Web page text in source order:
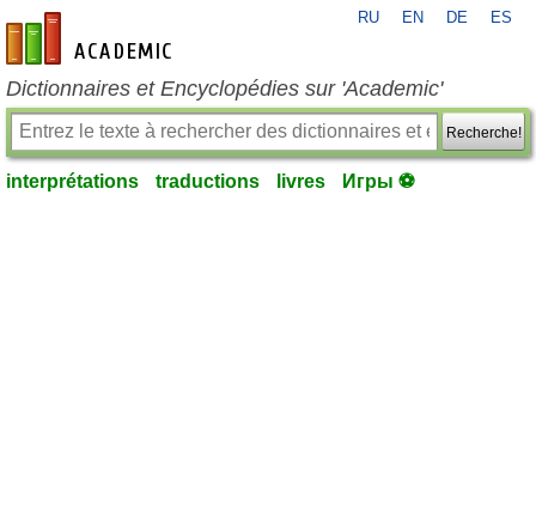
fr-academic.com
RU EN DE ES
Dictionnaires et Encyclopédies sur 'Academic'
Recherche!
interprétations traductions livres Игры ⚽